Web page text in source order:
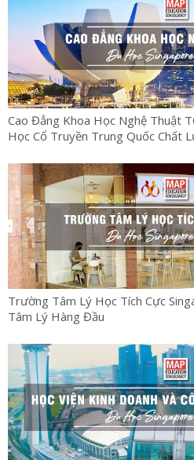
Cao Đẳng Khoa Học Nghệ Thuật
Học Cổ Truyền Trung Quốc Chất
Trường Tâm Lý Học Tích Cực
Tâm Lý Hàng Đầu